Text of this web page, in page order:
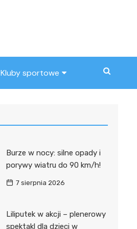
Kluby sportowe
Burze w nocy: silne opady i
porywy wiatru do 90 km/h!
7 sierpnia 2026
Liliputek w akcji – plenerowy
spektakl dla dzieci w